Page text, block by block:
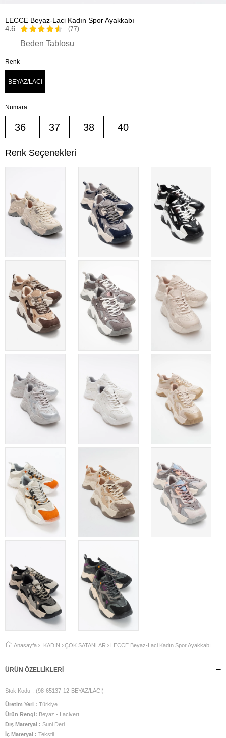
LECCE Beyaz-Laci Kadın Spor Ayakkabı
4.6 (77)
Beden Tablosu
Renk
BEYAZ/LACI
Numara
36 37 38 40
Renk Seçenekleri
Anasayfa KADIN ÇOK SATANLAR LECCE Beyaz-Laci Kadın Spor Ayakkabı
ÜRÜN ÖZELLIKLERI
Stok Kodu (98-65137-12-BEYAZ/LACI)
Üretim Yeri : Türkiye
Ürün Rengi: Beyaz - Lacivert
Dış Materyal : Suni Deri
İç Materyal : Tekstil